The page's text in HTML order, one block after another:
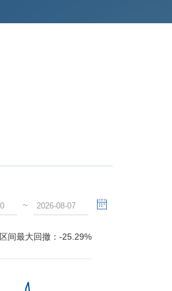
~
区间最大回撤：-25.29%